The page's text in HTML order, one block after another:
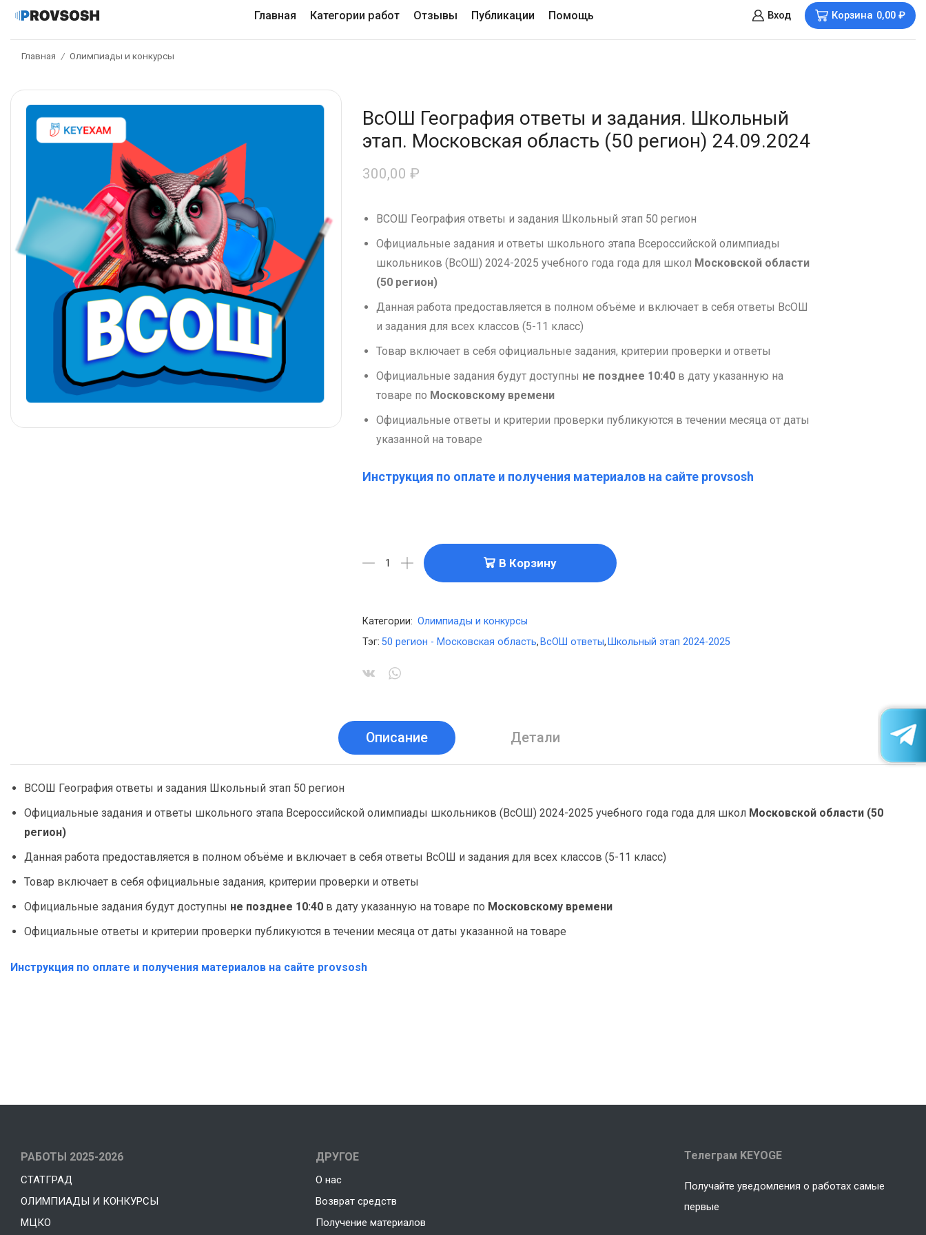
Главная Категории работ Отзывы Публикации Помощь Вход Корзина 0,00 ₽
Главная / Олимпиады и конкурсы
ВсОШ География ответы и задания. Школьный
этап. Московская область (50 регион) 24.09.2024
300,00 ₽
ВСОШ География ответы и задания Школьный этап 50 регион
Официальные задания и ответы школьного этапа Всероссийской олимпиады
школьников (ВсОШ) 2024-2025 учебного года года для школ Московской области
(50 регион)
Данная работа предоставляется в полном объёме и включает в себя ответы ВсОШ
и задания для всех классов (5-11 класс)
Товар включает в себя официальные задания, критерии проверки и ответы
Официальные задания будут доступны не позднее 10:40в дату указанную на
товаре по Московскому времени
Официальные ответы и критерии проверки публикуются в течении месяца от даты
указанной на товаре
Инструкция по оплате и получения материалов на сайте provsosh
В Корзину
Категории: Олимпиады и конкурсы
Тэг: 50 регион - Московская область, ВсОШ ответы, Школьный этап 2024-2025
Описание Детали
ВСОШ География ответы и задания Школьный этап 50 регион
Официальные задания и ответы школьного этапа Всероссийской олимпиады школьников (ВсОШ) 2024-2025 учебного года года для школ Московской области (50
регион)
Данная работа предоставляется в полном объёме и включает в себя ответы ВсОШ и задания для всех классов (5-11 класс)
Товар включает в себя официальные задания, критерии проверки и ответы
Официальные задания будут доступны не позднее 10:40 в дату указанную на товаре по Московскому времени
Официальные ответы и критерии проверки публикуются в течении месяца от даты указанной на товаре
Инструкция по оплате и получения материалов на сайте provsosh
РАБОТЫ 2025-2026
СТАТГРАД
ОЛИМПИАДЫ И КОНКУРСЫ
МЦКО
ДРУГОЕ
О нас
Возврат средств
Получение материалов
Телеграм KEYOGE
Получайте уведомления о работах самые
первые